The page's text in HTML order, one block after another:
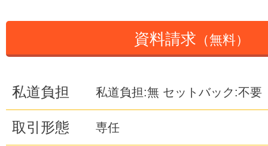
資料請求 （無料）
私道負担 私道負担:無 セットバック:不要
取引形態 専任